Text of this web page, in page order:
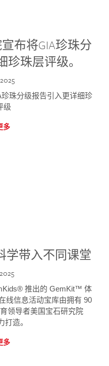
布将GIA珍珠分
珠层评级。
珠分级报告引入更详细珍
级
多
学带入不同课堂
推出的 GemKit™ 体
线信息活动宝库由拥有 90
领导者美国宝石研究院
打造。
多